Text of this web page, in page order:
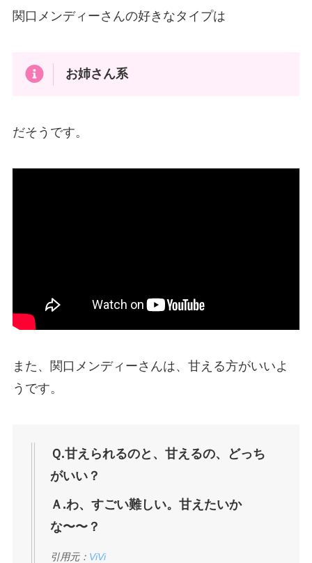
関口メンディーさんの好きなタイプは
お姉さん系
だそうです。
また、関口メンディーさんは、甘える方がいいよ
うです。
Ｑ.甘えられるのと、甘えるの、どっち
がいい？
Ａ.わ、すごい難しい。甘えたいか
な〜〜？
引用元： ViVi